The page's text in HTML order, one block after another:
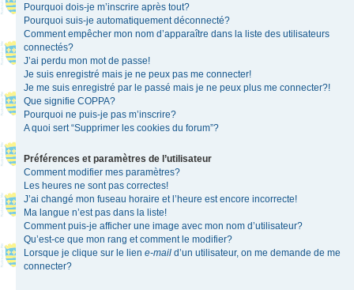
Pourquoi dois-je m’inscrire après tout?
Pourquoi suis-je automatiquement déconnecté?
Comment empêcher mon nom d’apparaître dans la liste des utilisateurs
connectés?
J’ai perdu mon mot de passe!
Je suis enregistré mais je ne peux pas me connecter!
Je me suis enregistré par le passé mais je ne peux plus me connecter?!
Que signifie COPPA?
Pourquoi ne puis-je pas m’inscrire?
A quoi sert “Supprimer les cookies du forum”?
Préférences et paramètres de l’utilisateur
Comment modifier mes paramètres?
Les heures ne sont pas correctes!
J’ai changé mon fuseau horaire et l’heure est encore incorrecte!
Ma langue n’est pas dans la liste!
Comment puis-je afficher une image avec mon nom d’utilisateur?
Qu’est-ce que mon rang et comment le modifier?
Lorsque je clique sur le lien e-mail d’un utilisateur, on me demande de me
connecter?